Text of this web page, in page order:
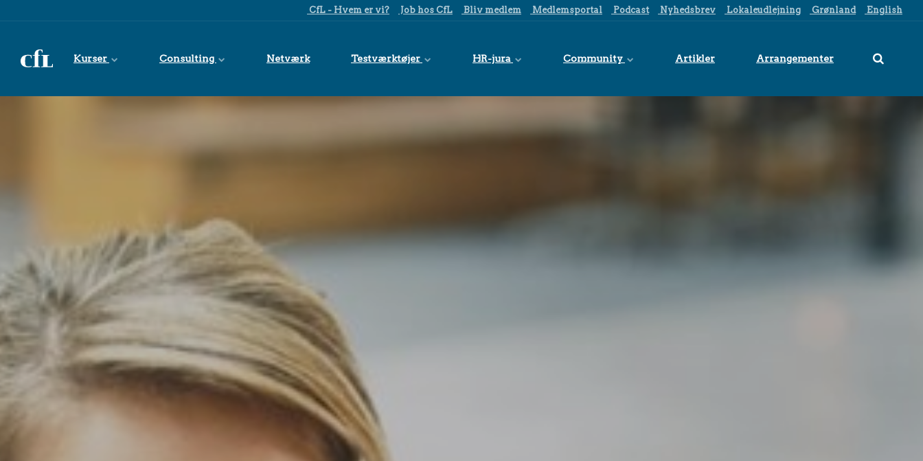
CfL - Hvem er vi? Job hos CfL Bliv medlem Medlemsportal Podcast Nyhedsbrev Lokaleudlejning Grønland English
Kurser Consulting Netværk Testværktøjer HR-jura Community Artikler Arrangementer